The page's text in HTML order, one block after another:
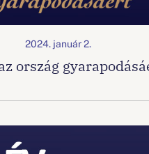
2024. január 2.
ország